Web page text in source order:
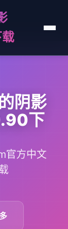
阴影
下
官方中文